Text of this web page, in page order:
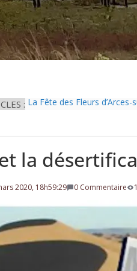
: La Fête des Fleurs
Une solution durable pour
la
2020, 18h59:29 0 Commentaire